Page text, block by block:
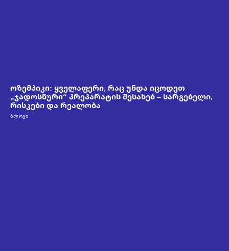
ოზემპიკი: ყველაფერი, რაც უნდა იცოდეთ
„ჯადოსნური“ პრეპარატის შესახებ – სარგებელი,
რისკები და რეალობა
ᲑᲚᲝᲒᲘ